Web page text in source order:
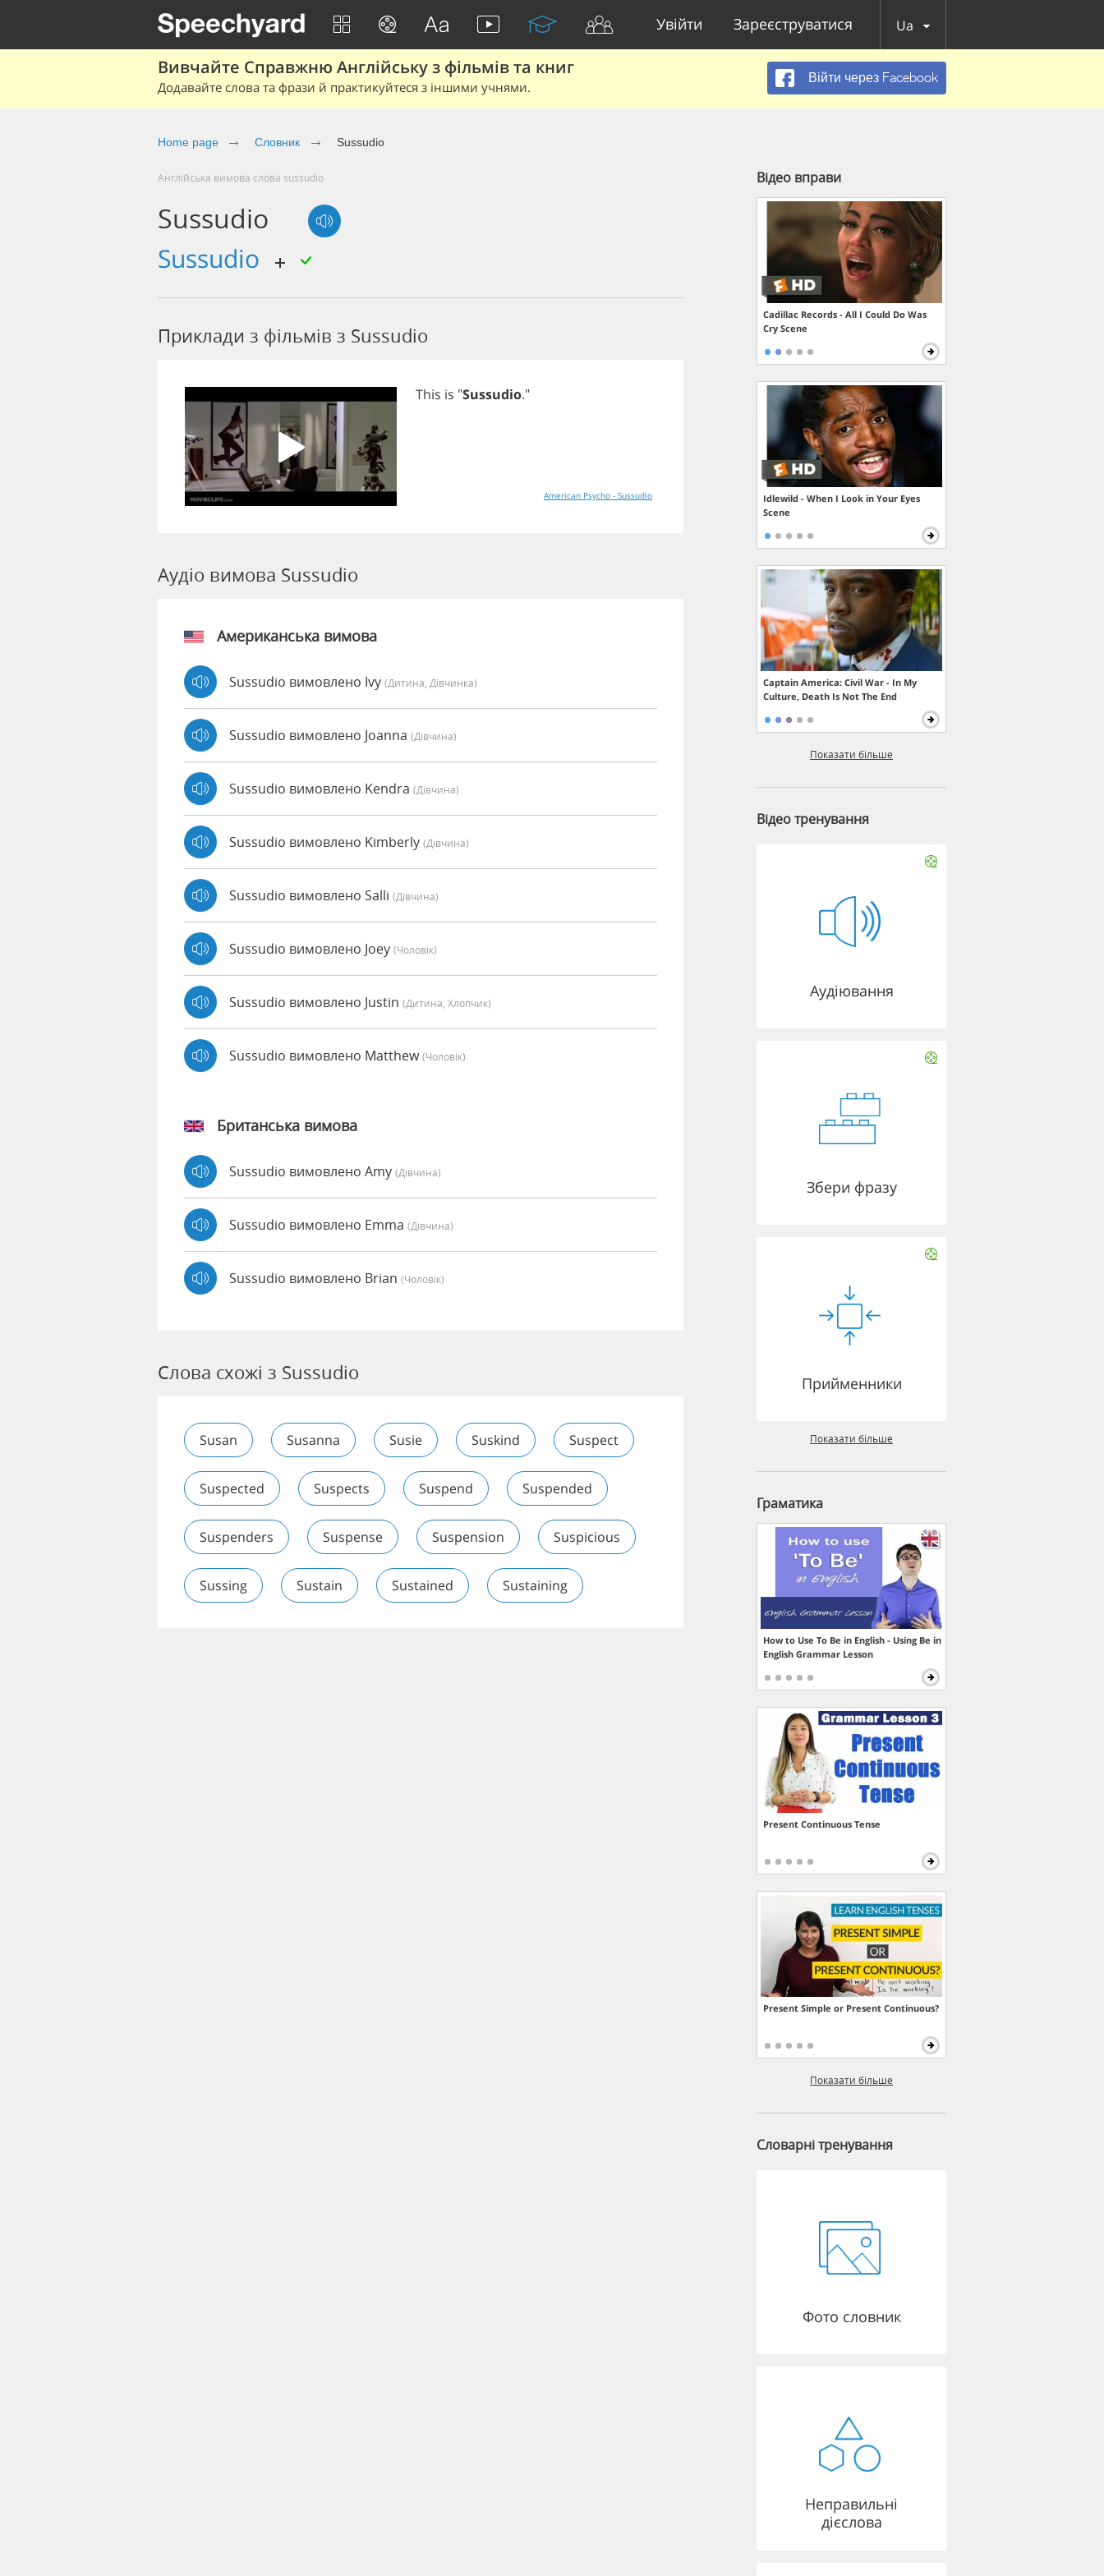
Увійти Зареєструватися Ua
Вивчайте Справжню Англійську з фільмів та книг
Додавайте слова та фрази й практикуйтеся з іншими учнями.
Війти через Facebook
Home page Cловник Sussudio
Англійська вимова слова sussudio
Sussudio
sussudio
Приклади з фільмів з Sussudio
This is "Sussudio."
American Psycho - Sussudio
Аудіо вимова Sussudio
Американська вимова
Sussudio вимовлено Ivy (дитина, Дівчинка)
Sussudio вимовлено Joanna (дівчина)
Sussudio вимовлено Kendra (дівчина)
Sussudio вимовлено Kimberly (дівчина)
Sussudio вимовлено Salli (дівчина)
Sussudio вимовлено Joey (чоловік)
Sussudio вимовлено Justin (дитина, Хлопчик)
Sussudio вимовлено Matthew(чоловік)
Британська вимова
Sussudio вимовлено Amy (дівчина)
Sussudio вимовлено Emma (дівчина)
Sussudio вимовлено Brian (чоловік)
Слова схожі з Sussudio
Susan Susanna Susie Suskind Suspect
Suspected Suspects Suspend Suspended
Suspenders Suspense Suspension Suspicious
Sussing Sustain Sustained Sustaining
Відео вправи
Cadillac Records - All I Could Do Was
Cry Scene
Idlewild - When I Look in Your Eyes
Scene
Captain America: Civil War - In My
Culture, Death Is Not The End
Показати більше
Відео тренування
Аудіювання
Збери фразу
Прийменники
Показати більше
Граматика
How to Use To Be in English - Using Be in
English Grammar Lesson
Present Continuous Tense
Present Simple or Present Continuous?
Показати більше
Словарні тренування
Фото словник
Неправильні
дієслова